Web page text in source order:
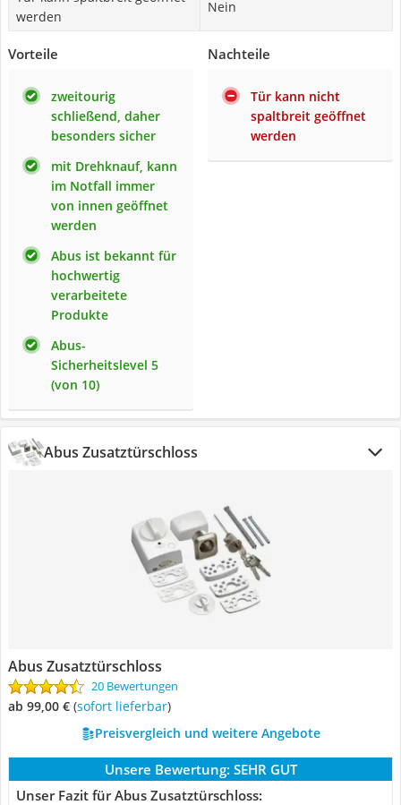
werden
Nein
Vorteile
zweitourig
schließend, daher
besonders sicher
mit Drehknauf, kann
im Notfall immer
von innen geöffnet
werden
Abus ist bekannt für
hochwertig
verarbeitete
Produkte
Abus-
Sicherheitslevel 5
(von 10)
Nachteile
Tür kann nicht
spaltbreit geöffnet
werden
Abus Zusatztürschloss
Abus Zusatztürschloss
20 Bewertungen
ab 99,00 € ( Sofort lieferbar)
Preisvergleich und weitere Angebote
Unsere Bewertung: SEHR GUT
Unser Fazit für Abus Zusatztürschloss: